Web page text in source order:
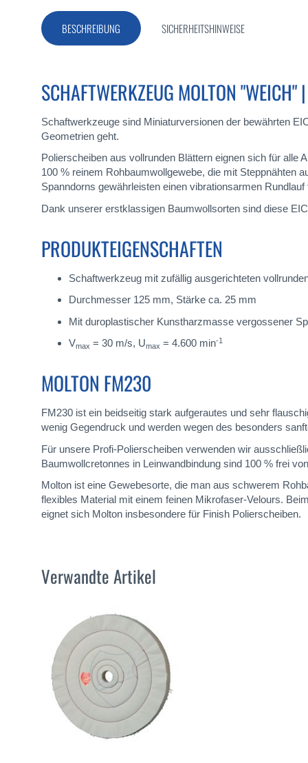
springen
BESCHREIBUNG
SCHAFTWERKZEUG MOLTON
Schaftwerkzeuge sind Miniaturversionen der bewährten
Geometrien geht.
Polierscheiben aus vollrunden Blättern eignen sich für alle
100 % reinem Rohbaumwollgewebe, die mit Steppnähten
Spanndorns gewährleisten einen vibrationsarmen
Dank unserer erstklassigen Baumwollsorten sind diese
PRODUKTEIGENSCHAFTEN
Schaftwerkzeug mit zufällig ausgerichteten
Durchmesser 125 mm, Stärke ca. 25 mm
Mit duroplastischer Kunstharzmasse vergossener
Vmax = 30 m/s, Umax = 4.600 min-1
MOLTON FM230
FM230 ist ein beidseitig stark aufgerautes und sehr
wenig Gegendruck und werden wegen des besonders
Für unsere Profi-Polierscheiben verwenden wir
Baumwollcretonnes in Leinwandbindung sind 100 % frei
Molton ist eine Gewebesorte, die man aus schwerem
flexibles Material mit einem feinen Mikrofaser-Velours.
eignet sich Molton insbesondere für Finish Polierscheiben.
SICHERHEITSHINWEISE
Verwandte Artikel